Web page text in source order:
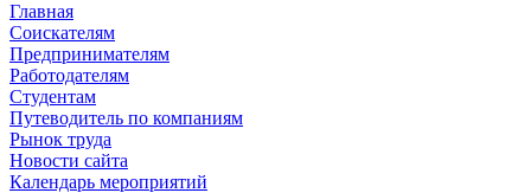
Главная
Соискателям
Предпринимателям
Работодателям
Студентам
Путеводитель по компаниям
Рынок труда
Новости сайта
Календарь мероприятий